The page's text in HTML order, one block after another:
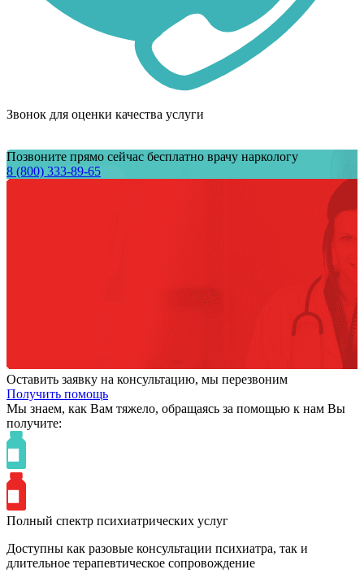
Звонок для оценки качества услуги
Позвоните прямо сейчас бесплатно врачу наркологу
8 (800) 333-89-65
Оставить заявку на консультацию, мы перезвоним
Получить помощь
Мы знаем, как Вам тяжело, обращаясь за помощью к нам Вы
получите:
Полный спектр психиатрических услуг
Доступны как разовые консультации психиатра, так и
длительное терапевтическое сопровождение